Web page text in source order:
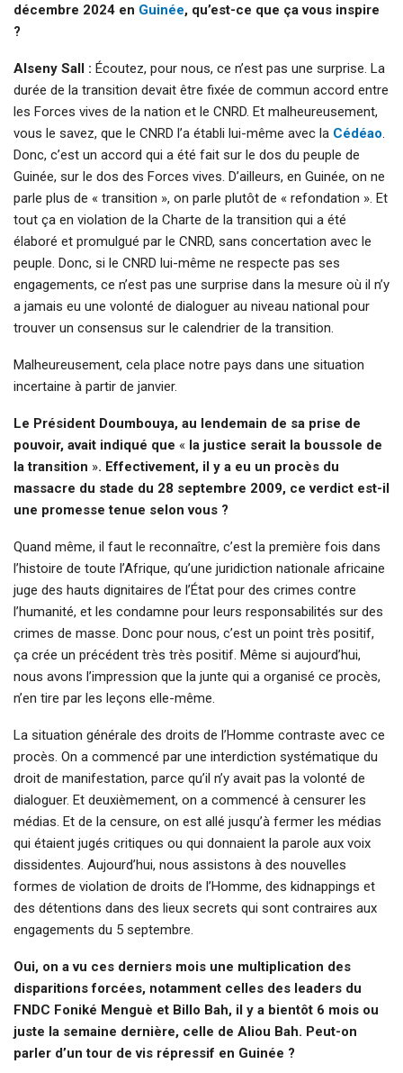
décembre 2024 en Guinée, qu’est-ce que ça vous inspire
?
Alseny Sall : Écoutez, pour nous, ce n’est pas une surprise. La
durée de la transition devait être fixée de commun accord entre
les Forces vives de la nation et le CNRD. Et malheureusement,
vous le savez, que le CNRD l’a établi lui-même avec la Cédéao.
Donc, c’est un accord qui a été fait sur le dos du peuple de
Guinée, sur le dos des Forces vives. D’ailleurs, en Guinée, on ne
parle plus de « transition », on parle plutôt de « refondation ». Et
tout ça en violation de la Charte de la transition qui a été
élaboré et promulgué par le CNRD, sans concertation avec le
peuple. Donc, si le CNRD lui-même ne respecte pas ses
engagements, ce n’est pas une surprise dans la mesure où il n’y
a jamais eu une volonté de dialoguer au niveau national pour
trouver un consensus sur le calendrier de la transition.
Malheureusement, cela place notre pays dans une situation
incertaine à partir de janvier.
Le Président Doumbouya, au lendemain de sa prise de
pouvoir, avait indiqué que « la justice serait la boussole de
la transition ». Effectivement, il y a eu un procès du
massacre du stade du 28 septembre 2009, ce verdict est-il
une promesse tenue selon vous ?
Quand même, il faut le reconnaître, c’est la première fois dans
l’histoire de toute l’Afrique, qu’une juridiction nationale africaine
juge des hauts dignitaires de l’État pour des crimes contre
l’humanité, et les condamne pour leurs responsabilités sur des
crimes de masse. Donc pour nous, c’est un point très positif,
ça crée un précédent très très positif. Même si aujourd’hui,
nous avons l’impression que la junte qui a organisé ce procès,
n’en tire par les leçons elle-même.
La situation générale des droits de l’Homme contraste avec ce
procès. On a commencé par une interdiction systématique du
droit de manifestation, parce qu’il n’y avait pas la volonté de
dialoguer. Et deuxièmement, on a commencé à censurer les
médias. Et de la censure, on est allé jusqu’à fermer les médias
qui étaient jugés critiques ou qui donnaient la parole aux voix
dissidentes. Aujourd’hui, nous assistons à des nouvelles
formes de violation de droits de l’Homme, des kidnappings et
des détentions dans des lieux secrets qui sont contraires aux
engagements du 5 septembre.
Oui, on a vu ces derniers mois une multiplication des
disparitions forcées, notamment celles des leaders du
FNDC Foniké Menguè et Billo Bah, il y a bientôt 6 mois ou
juste la semaine dernière, celle de Aliou Bah. Peut-on
parler d’un tour de vis répressif en Guinée ?